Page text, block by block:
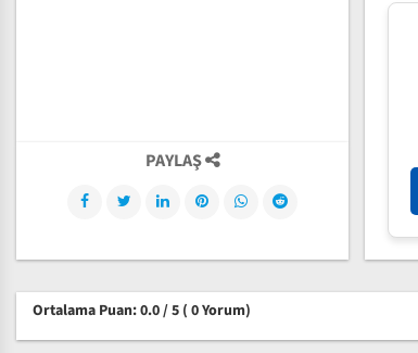
PAYLAŞ
Ortalama Puan: 0.0 / 5 ( 0 Yorum)